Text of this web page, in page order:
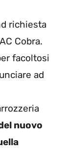
richiesta
Cobra.
facoltosi
ad
nuovo